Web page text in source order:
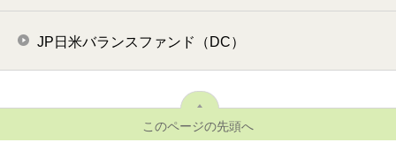
JP日米バランスファンド（DC）
このページの先頭へ